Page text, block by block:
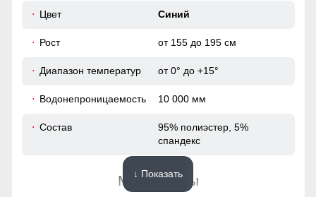
Цвет Синий
Рост от 155 до 195 см
Диапазон температур от 0° до +15°
Водонепроницаемость 10 000 мм
Состав
95% полиэстер, 5%
спандекс
Материалы
↓ Показать